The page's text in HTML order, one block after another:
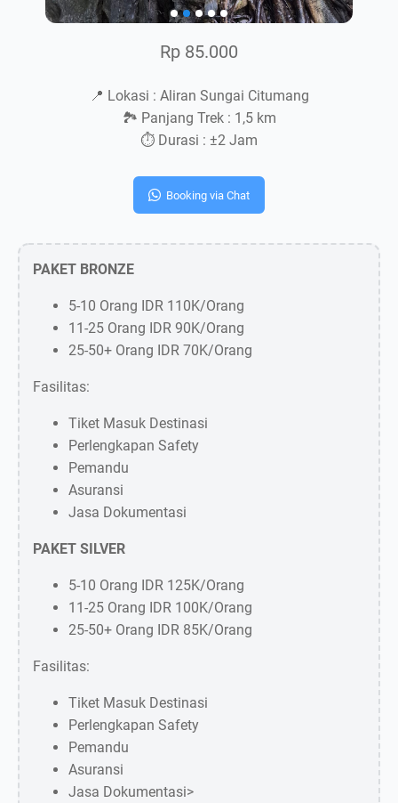
Rp 85.000
📍 Lokasi : Aliran Sungai Citumang
🏞️ Panjang Trek : 1,5 km
⏱️ Durasi : ±2 Jam
Booking via Chat
PAKET BRONZE
5-10 Orang IDR 110K/Orang
11-25 Orang IDR 90K/Orang
25-50+ Orang IDR 70K/Orang
Fasilitas:
Tiket Masuk Destinasi
Perlengkapan Safety
Pemandu
Asuransi
Jasa Dokumentasi
PAKET SILVER
5-10 Orang IDR 125K/Orang
11-25 Orang IDR 100K/Orang
25-50+ Orang IDR 85K/Orang
Fasilitas:
Tiket Masuk Destinasi
Perlengkapan Safety
Pemandu
Asuransi
Jasa Dokumentasi>
Item: